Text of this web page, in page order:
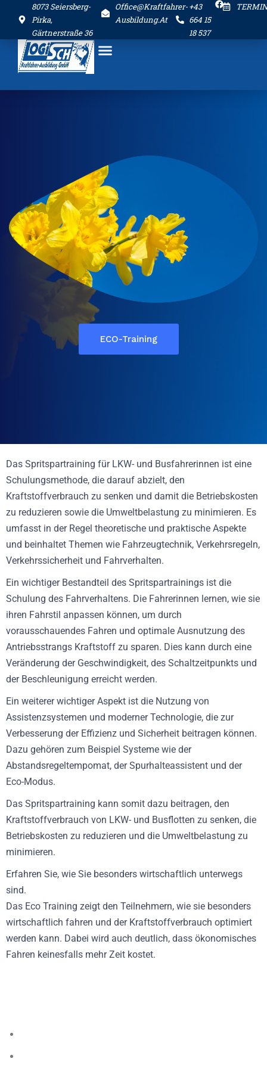
8073 Seiersberg-
Pirka,
Gärtnerstraße 36
Office@kraftfahrer-
Ausbildung.at
+43
664 15
18 537
ECO-Training
Das Spritspartraining für LKW- und Busfahrerinnen ist eine
Schulungsmethode, die darauf abzielt, den
Kraftstoffverbrauch zu senken und damit die Betriebskosten
zu reduzieren sowie die Umweltbelastung zu minimieren. Es
umfasst in der Regel theoretische und praktische Aspekte
und beinhaltet Themen wie Fahrzeugtechnik, Verkehrsregeln,
Verkehrssicherheit und Fahrverhalten.
Ein wichtiger Bestandteil des Spritspartrainings ist die
Schulung des Fahrverhaltens. Die Fahrerinnen lernen, wie sie
ihren Fahrstil anpassen können, um durch
vorausschauendes Fahren und optimale Ausnutzung des
Antriebsstrangs Kraftstoff zu sparen. Dies kann durch eine
Veränderung der Geschwindigkeit, des Schaltzeitpunkts und
der Beschleunigung erreicht werden.
Ein weiterer wichtiger Aspekt ist die Nutzung von
Assistenzsystemen und moderner Technologie, die zur
Verbesserung der Effizienz und Sicherheit beitragen können.
Dazu gehören zum Beispiel Systeme wie der
Abstandsregeltempomat, der Spurhalteassistent und der
Eco-Modus.
Das Spritspartraining kann somit dazu beitragen, den
Kraftstoffverbrauch von LKW- und Busflotten zu senken, die
Betriebskosten zu reduzieren und die Umweltbelastung zu
minimieren.
Erfahren Sie, wie Sie besonders wirtschaftlich unterwegs
sind.
Das Eco Training zeigt den Teilnehmern, wie sie besonders
wirtschaftlich fahren und der Kraftstoffverbrauch optimiert
werden kann. Dabei wird auch deutlich, dass ökonomisches
Fahren keinesfalls mehr Zeit kostet.